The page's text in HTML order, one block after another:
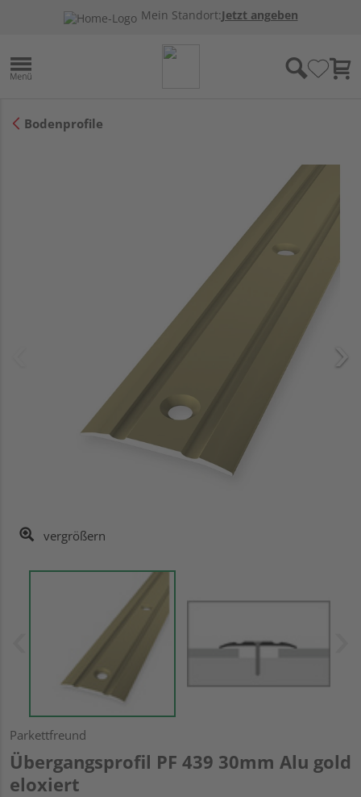
Mein Standort:Jetzt angeben
Bodenprofile
vergrößern
Parkettfreund
Übergangsprofil PF 439 30mm Alu gold
eloxiert